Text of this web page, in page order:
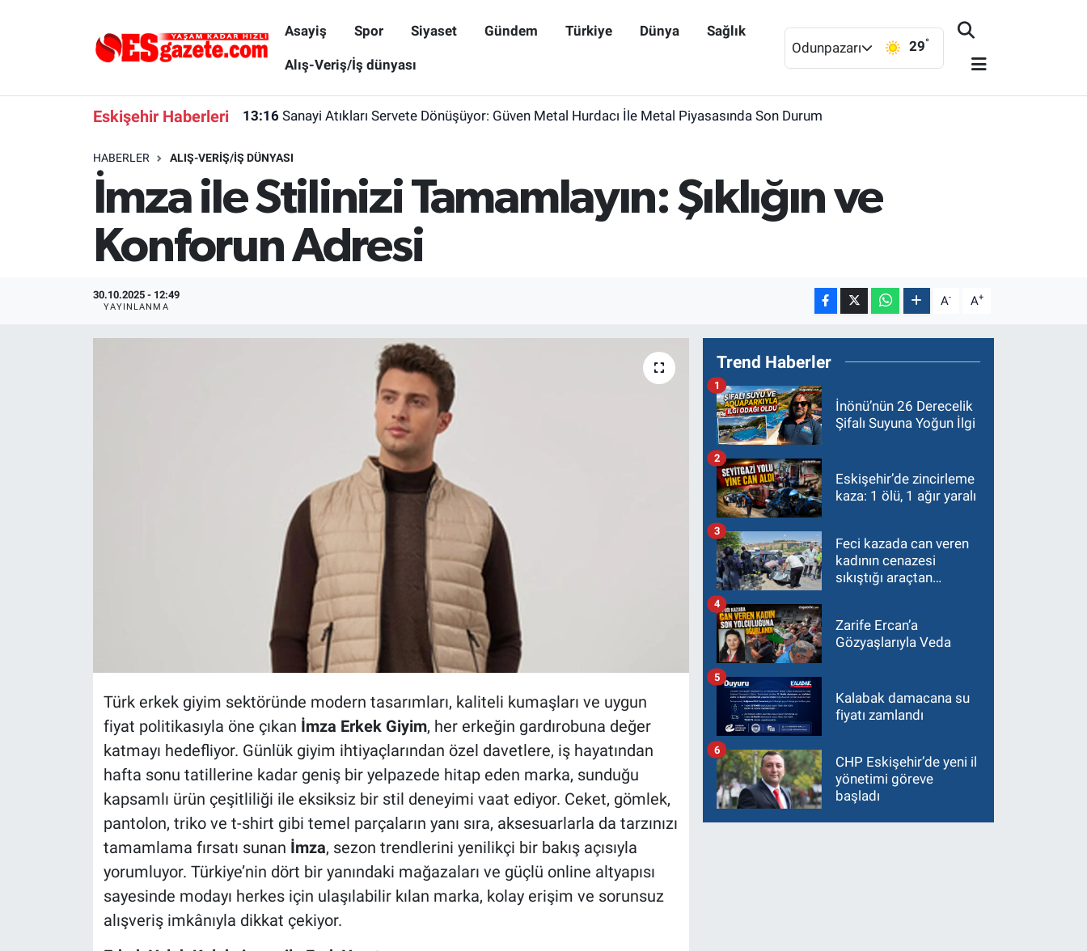
Asayiş Spor Siyaset Gündem Türkiye Dünya Sağlık
Alış-Veriş/İş dünyası
Odunpazarı 29°
Eskişehir Haberleri 13:16 Sanayi Atıkları Servete Dönüşüyor: Güven Metal Hurdacı İle Metal Piyasasında Son Durum
HABERLER ALIŞ-VERIŞ/İŞ DÜNYASI
İmza ile Stilinizi Tamamlayın: Şıklığın ve
Konforun Adresi
30.10.2025 - 12:49
YAYINLANMA A- A+
Türk erkek giyim sektöründe modern tasarımları, kaliteli kumaşları ve uygun
fiyat politikasıyla öne çıkan İmza Erkek Giyim, her erkeğin gardırobuna değer
katmayı hedefliyor. Günlük giyim ihtiyaçlarından özel davetlere, iş hayatından
hafta sonu tatillerine kadar geniş bir yelpazede hitap eden marka, sunduğu
kapsamlı ürün çeşitliliği ile eksiksiz bir stil deneyimi vaat ediyor. Ceket, gömlek,
pantolon, triko ve t-shirt gibi temel parçaların yanı sıra, aksesuarlarla da tarzınızı
tamamlama fırsatı sunan İmza, sezon trendlerini yenilikçi bir bakış açısıyla
yorumluyor. Türkiye’nin dört bir yanındaki mağazaları ve güçlü online altyapısı
sayesinde modayı herkes için ulaşılabilir kılan marka, kolay erişim ve sorunsuz
alışveriş imkânıyla dikkat çekiyor.
Trend Haberler
İnönü’nün 26 Derecelik
Şifalı Suyuna Yoğun İlgi
1
Eskişehir’de zincirleme
kaza: 1 ölü, 1 ağır yaralı
2
Feci kazada can veren
kadının cenazesi
sıkıştığı araçtan
3
Zarife Ercan’a
Gözyaşlarıyla Veda
4
Kalabak damacana su
fiyatı zamlandı
5
CHP Eskişehir’de yeni il
yönetimi göreve
başladı
6
Eskişehirspor Arşivi
Eskişehir Arşivi
Bilim ve Teknoloji
Eskişehir Nöbetçi Eczaneler
Süper Lig Puan Durumu ve Fikstür
Tüm Manşetler
Haber Arşivi